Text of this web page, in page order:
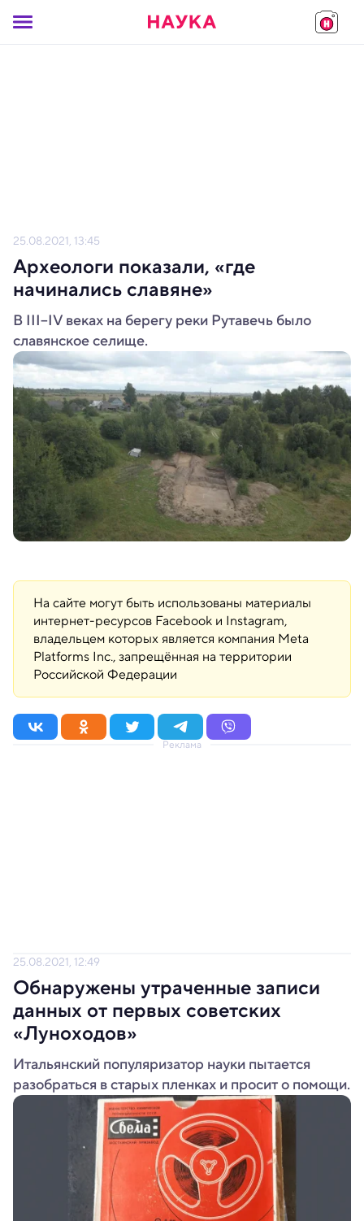
25.08.2021, 13:45
Археологи показали, «где
начинались славяне»
В III–IV веках на берегу реки Рутавечь было
славянское селище.
На сайте могут быть использованы материалы
интернет-ресурсов Facebook и Instagram,
владельцем которых является компания Meta
Platforms Inc., запрещённая на территории
Российской Федерации
Реклама
25.08.2021, 12:49
Обнаружены утраченные записи
данных от первых советских
«Луноходов»
Итальянский популяризатор науки пытается
разобраться в старых пленках и просит о помощи.